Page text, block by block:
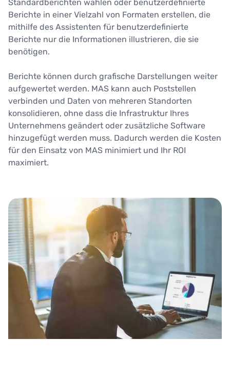
Standardberichten wählen oder benutzerdefinierte
Berichte in einer Vielzahl von Formaten erstellen, die
mithilfe des Assistenten für benutzerdefinierte
Berichte nur die Informationen illustrieren, die sie
benötigen.
Berichte können durch grafische Darstellungen weiter
aufgewertet werden. MAS kann auch Poststellen
verbinden und Daten von mehreren Standorten
konsolidieren, ohne dass die Infrastruktur Ihres
Unternehmens geändert oder zusätzliche Software
hinzugefügt werden muss. Dadurch werden die Kosten
für den Einsatz von MAS minimiert und Ihr ROI
maximiert.